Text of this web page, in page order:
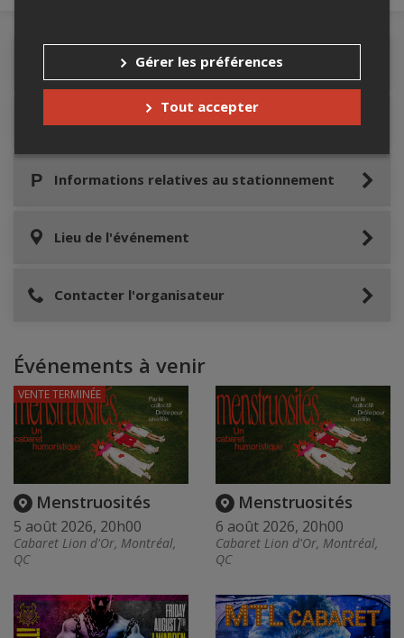
Détails de l'événement
Accès au site de l'événement
Informations relatives au stationnement
Lieu de l'événement
Contacter l'organisateur
Événements à venir
Menstruosités
5 août 2026, 20h00
Cabaret Lion d'Or, Montréal,
QC
VENTE TERMINÉE
Menstruosités
6 août 2026, 20h00
Cabaret Lion d'Or, Montréal,
QC
Gérer les préférences
Tout accepter